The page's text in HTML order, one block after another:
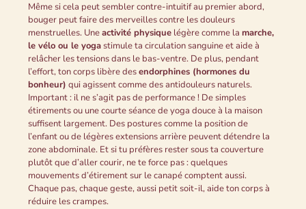
Même si cela peut sembler contre-intuitif au premier abord,
bouger peut faire des merveilles contre les douleurs
menstruelles. Uneactivité physiquelégère comme la marche,
le vélo ou le yogastimule ta circulation sanguine et aide à
relâcher les tensions dans le bas-ventre. De plus, pendant
l’effort, ton corps libère desendorphines (hormones du
bonheur) qui agissent comme des antidouleurs naturels.
Important : il ne s’agit pas de performance ! De simples
étirements ou une courte séance de yoga douce à la maison
suffisent largement. Des postures comme la position de
l’enfant ou de légères extensions arrière peuvent détendre la
zone abdominale. Et si tu préfères rester sous ta couverture
plutôt que d’aller courir, ne te force pas : quelques
mouvements d’étirement sur le canapé comptent aussi.
Chaque pas, chaque geste, aussi petit soit-il, aide ton corps à
réduire les crampes.